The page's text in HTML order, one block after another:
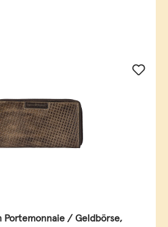
Portemonnaie / Geldbörse,